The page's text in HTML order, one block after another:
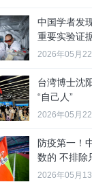
中国学者发
重要实验证
2026年05月22
台湾博士沈
“自己人”
2026年05月22
防疫第一！
数的 不排除
2026年05月13